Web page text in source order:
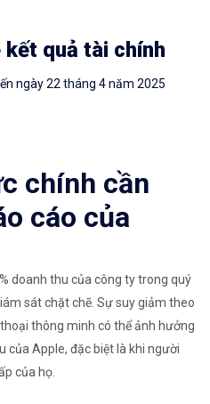
kết quả tài chính
ngày 22 tháng 4 năm 2025
chính cần
cáo của
doanh thu của công ty trong quý
sát chặt chẽ. Sự suy giảm theo
thông minh có thể ảnh hưởng
của Apple, đặc biệt là khi người
của họ.